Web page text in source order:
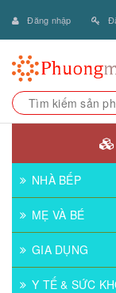
Đăng nhập
NHÀ BẾP
MẸ VÀ BÉ
GIA DỤNG
Y TẾ & SỨC